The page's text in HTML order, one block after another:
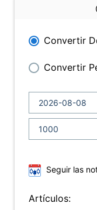
Convertir
Convertir
Seguir las
Artículos: